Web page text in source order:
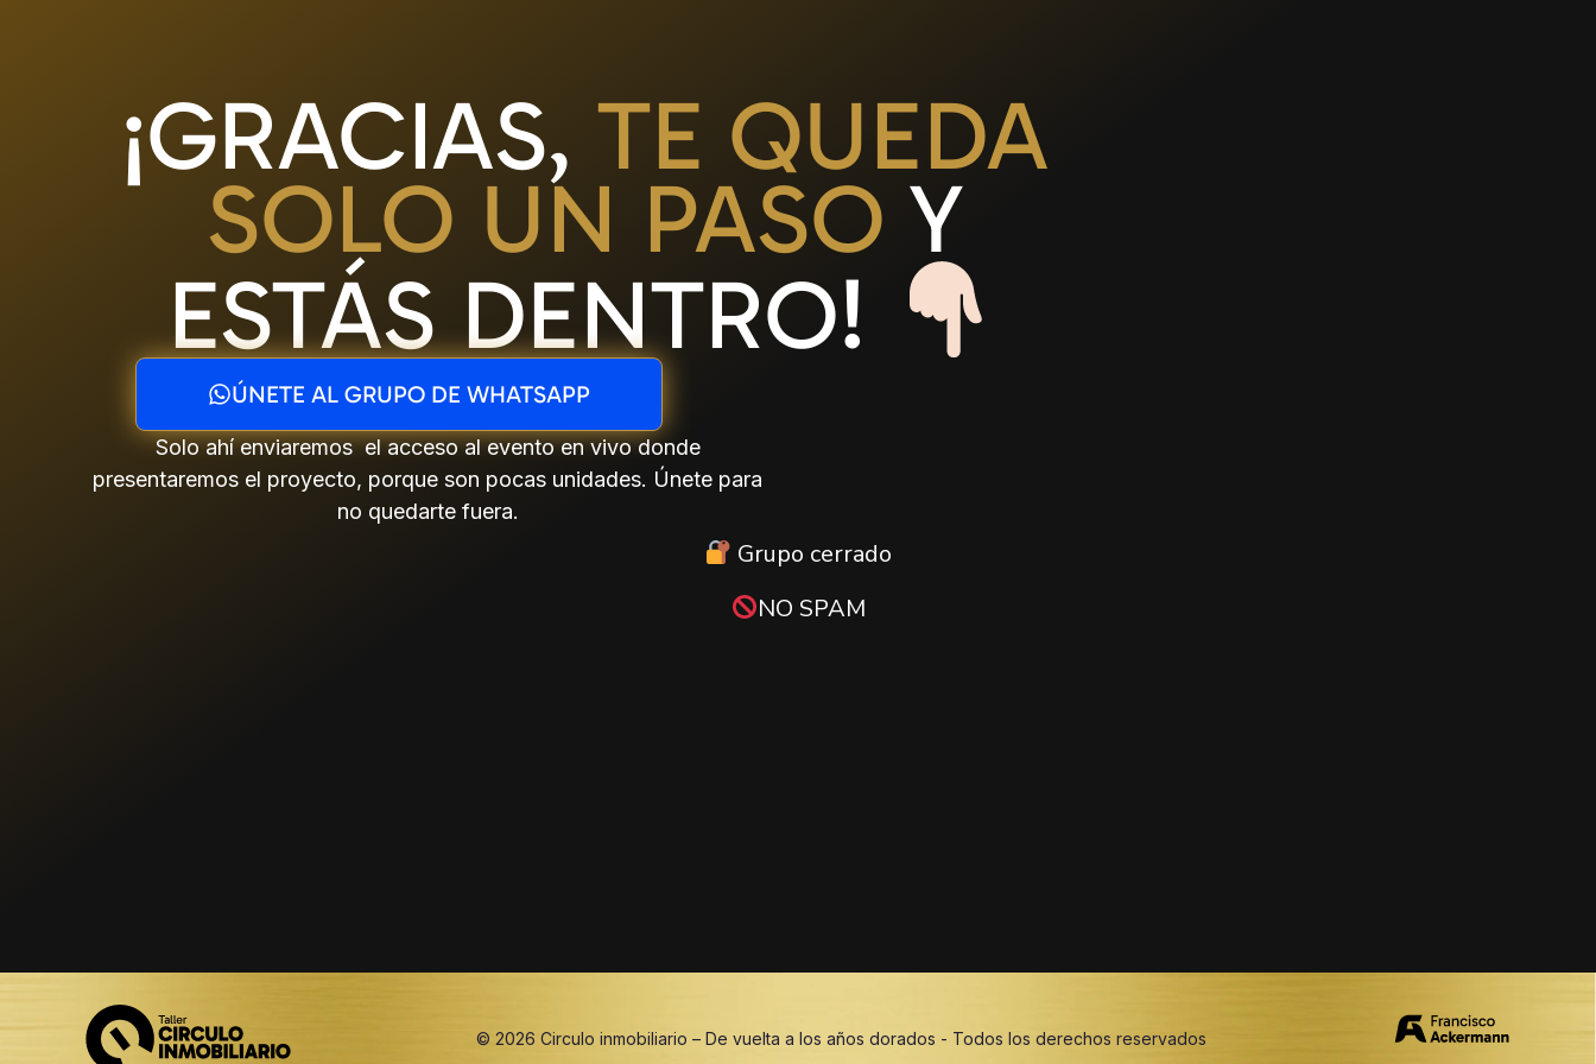
¡GRACIAS, TE QUEDA
SOLO UN PASO Y
ESTÁS DENTRO!
ÚNETE AL GRUPO DE WHATSAPP
Solo ahí enviaremos elacceso al evento en vivo donde
presentaremos el proyecto, porque son pocas unidades. Únete para
no quedarte fuera.
Grupo cerrado
NO SPAM
© 2026 Circulo inmobiliario – De vuelta a los años dorados - Todos los derechos reservados